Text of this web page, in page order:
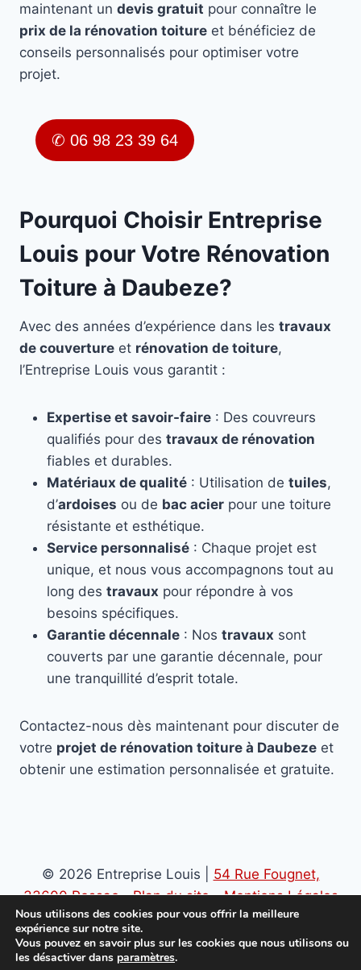
maintenant un devis gratuit pour connaître le
prix de la rénovation toiture et bénéficiez de
conseils personnalisés pour optimiser votre
projet.
✆ 06 98 23 39 64
Pourquoi Choisir Entreprise
Louis pour Votre Rénovation
Toiture à Daubeze?
Avec des années d’expérience dans les travaux
de couverture et rénovation de toiture,
l’Entreprise Louis vous garantit :
Expertise et savoir-faire : Des couvreurs
qualifiés pour des travaux de rénovation
fiables et durables.
Matériaux de qualité : Utilisation de tuiles,
d’ardoises ou de bac acier pour une toiture
résistante et esthétique.
Service personnalisé : Chaque projet est
unique, et nous vous accompagnons tout au
long des travaux pour répondre à vos
besoins spécifiques.
Garantie décennale : Nos travaux sont
couverts par une garantie décennale, pour
une tranquillité d’esprit totale.
Contactez-nous dès maintenant pour discuter de
votre projet de rénovation toiture à Daubeze et
obtenir une estimation personnalisée et gratuite.
© 2026 Entreprise Louis | 54 Rue Fougnet,
33600 Pessac-Plan du site-Mentions Légales
-Politique de confidentialité
Nous utilisons des cookies pour vous offrir la meilleure
expérience sur notre site.
Vous pouvez en savoir plus sur les cookies que nous utilisons ou
les désactiver dans paramètres.